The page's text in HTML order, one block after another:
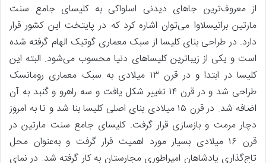
از معروف‌ترین جاهای دیدنی اسلواکی به کلیسای جامع سنت
مارتین براتیسلاوا می‌توان اشاره کرد که در پایتخت این کشور قرار
دارد. در طراحی بنای کلیسا از سبک معماری گوتیک الهام گرفته شده
است و یکی از زیباترین کلیساهای دنیا محسوب می‌شود. البته این
کلیسا در ابتدا و در قرن ۱۳ میلادی به سبک معماری رومانسک
طراحی شد و در قرن ۱۴ تغییر شکل یافت و سه راهرو و گنبد به آن
اضافه شد. در قرن ۱۵ میلادی بنای اصلی کلیسا بنا شد و تا به امروز
دچار مرمت و بازسازی قرار گرفت. کلیسای جامع سنت مارتین در
قرن ۱۶ میلادی بسیار مورد اهمیت قرار گرفت و به‌عنوان محل
تاج‌گذاری پادشاهان امپراطوری مجارستان به کار گرفته شد. در نمای